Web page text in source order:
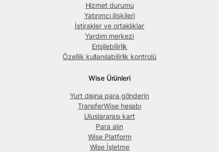
Hizmet durumu
Yatırımcı ilişkileri
İştirakler ve ortaklıklar
Yardım merkezi
Erişilebilirlik
Özellik kullanılabilirlik kontrolü
Wise Ürünleri
Yurt dışına para gönderin
TransferWise hesabı
Uluslararası kart
Para alın
Wise Platform
Wise İşletme